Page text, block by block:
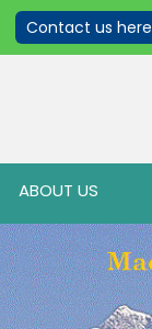
Contact us here
ABOUT US